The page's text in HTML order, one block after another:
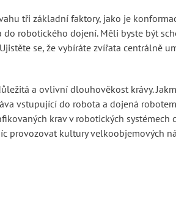
tři základní faktory, jako je
do robotického dojení. Měli byste být
se, že vybíráte zvířata centrálně
a ovlivní dlouhověkost krávy.
vstupující do robota a dojená
krav v robotických systémech
provozovat kultury velkoobjemových